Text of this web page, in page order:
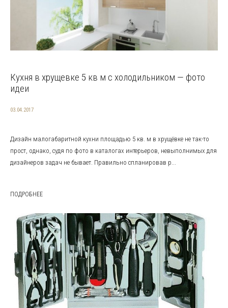
Кухня в хрущевке 5 кв м с холодильником — фото
идеи
03.04.2017
Дизайн малогабаритной кухни площадью 5 кв. м в хрущёвке не так-то
прост, однако, судя по фото в каталогах интерьеров, невыполнимых для
дизайнеров задач не бывает. Правильно спланировав р...
ПОДРОБНЕЕ